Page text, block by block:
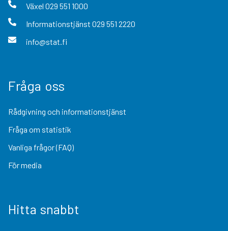
Växel 029 551 1000
Informationstjänst 029 551 2220
info@stat.fi
Fråga oss
Rådgivning och informationstjänst
Fråga om statistik
Vanliga frågor (FAQ)
För media
Hitta snabbt